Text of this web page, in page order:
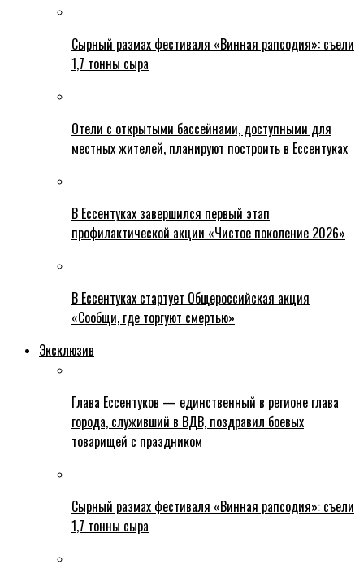
Сырный размах фестиваля «Винная рапсодия»: съели
1,7 тонны сыра
Отели с открытыми бассейнами, доступными для
местных жителей, планируют построить в Ессентуках
В Ессентуках завершился первый этап
профилактической акции «Чистое поколение 2026»
В Ессентуках стартует Общероссийская акция
«Сообщи, где торгуют смертью»
Эксклюзив
Глава Ессентуков — единственный в регионе глава
города, служивший в ВДВ, поздравил боевых
товарищей с праздником
Сырный размах фестиваля «Винная рапсодия»: съели
1,7 тонны сыра